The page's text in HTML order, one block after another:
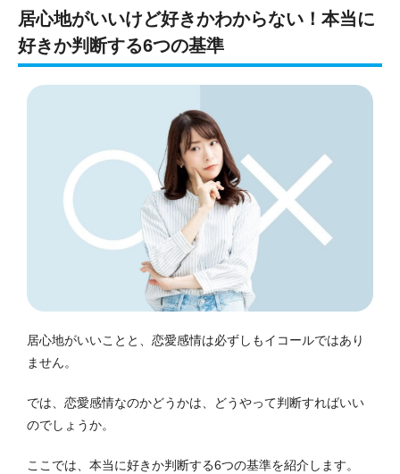
居心地がいいけど好きかわからない！本当に
好きか判断する6つの基準
居心地がいいことと、恋愛感情は必ずしもイコールではあり
ません。
では、恋愛感情なのかどうかは、どうやって判断すればいい
のでしょうか。
ここでは、本当に好きか判断する6つの基準を紹介します。